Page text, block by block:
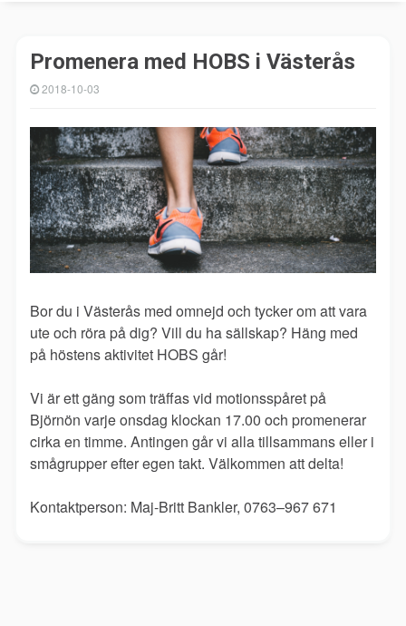
Promenera med HOBS i Västerås
2018-10-03
Bor du i Västerås med omnejd och tycker om att vara
ute och röra på dig? Vill du ha sällskap? Häng med
på höstens aktivitet HOBS går!
Vi är ett gäng som träffas vid motionsspåret på
Björnön varje onsdag klockan 17.00 och promenerar
cirka en timme. Antingen går vi alla tillsammans eller i
smågrupper efter egen takt. Välkommen att delta!
Kontaktperson: Maj-Britt Bankler, 0763–967 671